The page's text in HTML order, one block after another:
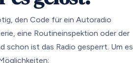
den Code für ein Autoradio
eine Routineinspektion oder der
schon ist das Radio gesperrt. Um es